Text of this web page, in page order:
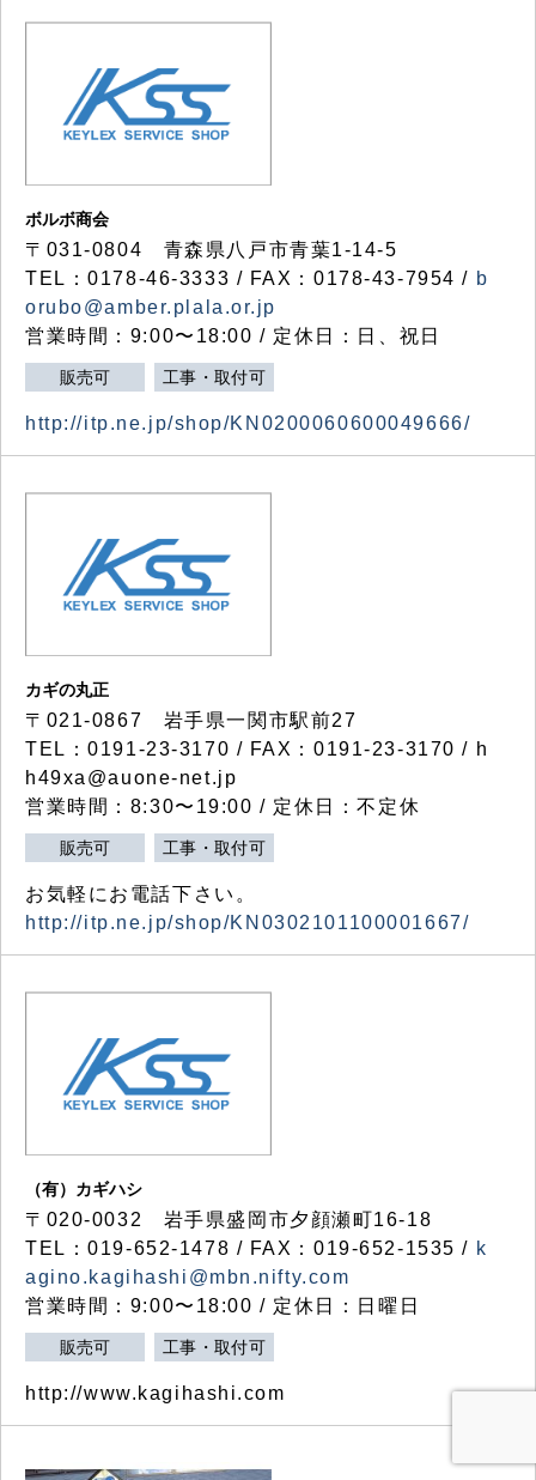
ボルボ商会
〒031-0804 青森県八戸市青葉1-14-5
TEL：0178-46-3333 / FAX：0178-43-7954 / b
orubo@amber.plala.or.jp
営業時間：9:00〜18:00 / 定休日：日、祝日
販売可 工事・取付可
http://itp.ne.jp/shop/KN0200060600049666/
カギの丸正
〒021-0867 岩手県一関市駅前27
TEL：0191-23-3170 / FAX：0191-23-3170 / h
h49xa@auone-net.jp
営業時間：8:30〜19:00 / 定休日：不定休
販売可 工事・取付可
お気軽にお電話下さい。
http://itp.ne.jp/shop/KN0302101100001667/
（有）カギハシ
〒020-0032 岩手県盛岡市夕顔瀬町16-18
TEL：019-652-1478 / FAX：019-652-1535 / k
agino.kagihashi@mbn.nifty.com
営業時間：9:00〜18:00 / 定休日：日曜日
販売可 工事・取付可
http://www.kagihashi.com